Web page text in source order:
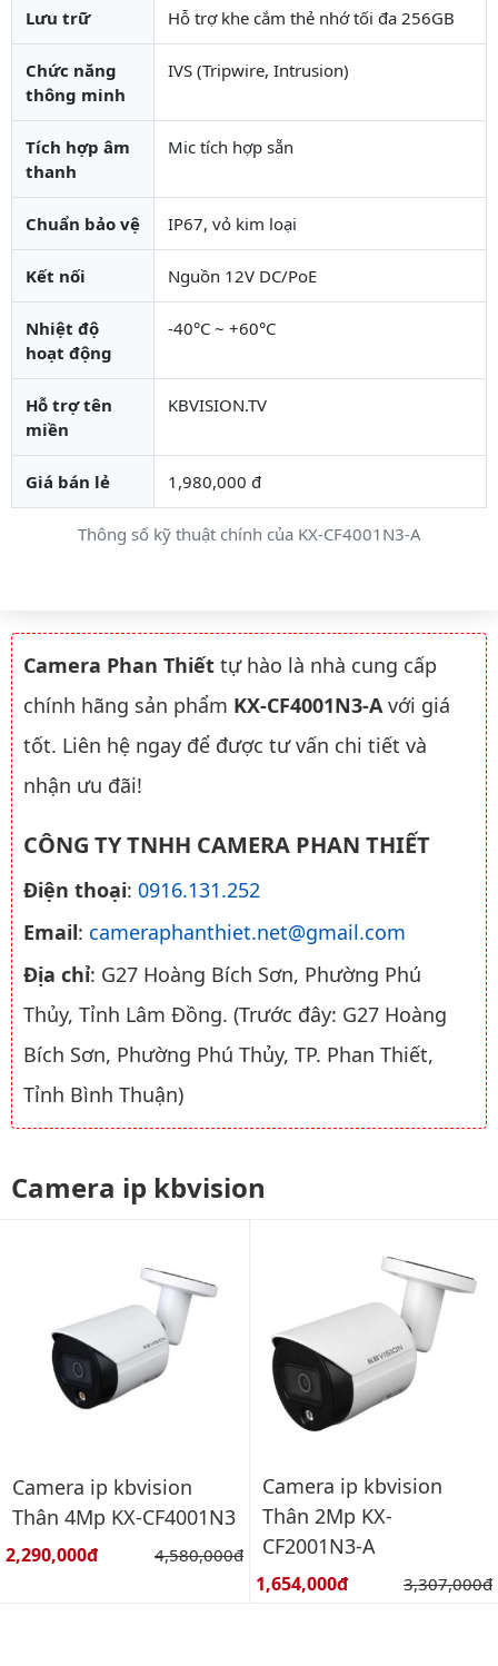
Thông số kỹ thuật chính của KX-CF4001N3-A
Lưu trữ Hỗ trợ khe cắm thẻ nhớ tối đa 256GB
Chức năng
thông minh
IVS (Tripwire, Intrusion)
Tích hợp âm
thanh
Mic tích hợp sẵn
Chuẩn bảo vệ IP67, vỏ kim loại
Kết nối Nguồn 12V DC/PoE
Nhiệt độ
hoạt động
-40°C ~ +60°C
Hỗ trợ tên
miền
KBVISION.TV
Giá bán lẻ 1,980,000 đ
Camera Phan Thiết tự hào là nhà cung cấp
chính hãng sản phẩm KX-CF4001N3-A với giá
tốt. Liên hệ ngay để được tư vấn chi tiết và
nhận ưu đãi!
CÔNG TY TNHH CAMERA PHAN THIẾT
Điện thoại: 0916.131.252
Email: cameraphanthiet.net@gmail.com
Địa chỉ: G27 Hoàng Bích Sơn, Phường Phú
Thủy, Tỉnh Lâm Đồng. (Trước đây: G27 Hoàng
Bích Sơn, Phường Phú Thủy, TP. Phan Thiết,
Tỉnh Bình Thuận)
Camera ip kbvision
Camera ip kbvision
Thân 4Mp KX-CF4001N3
Giá bán:
2,290,000đ Giá gốc:
4,580,000đ
Camera ip kbvision
Thân 2Mp KX-
CF2001N3-A
Giá bán:
1,654,000đ Giá gốc:
3,307,000đ